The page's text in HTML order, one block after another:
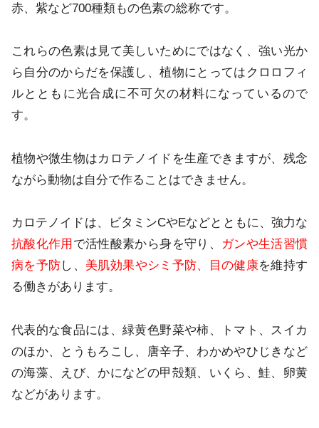
赤、紫など700種類もの色素の総称です。
これらの色素は見て美しいためにではなく、強い光か
ら自分のからだを保護し、植物にとってはクロロフィ
ルとともに光合成に不可欠の材料になっているので
す。
植物や微生物はカロテノイドを生産できますが、残念
ながら動物は自分で作ることはできません。
カロテノイドは、ビタミンCやEなどとともに、強力な
抗酸化作用 で活性酸素から身を守り、
ガンや生活習慣
病を予防し、 美肌効果やシミ予防、目の健康を維持す
る働きがあります。
代表的な食品には、緑黄色野菜や柿、トマト、スイカ
のほか、とうもろこし、唐辛子、わかめやひじきなど
の海藻、えび、かになどの甲殻類、いくら、鮭、卵黄
などがあります。